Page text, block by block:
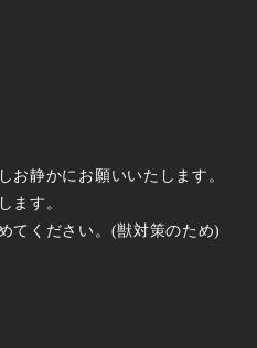
お静かにお願いいたします。
ます。
てください。(獣対策のため)